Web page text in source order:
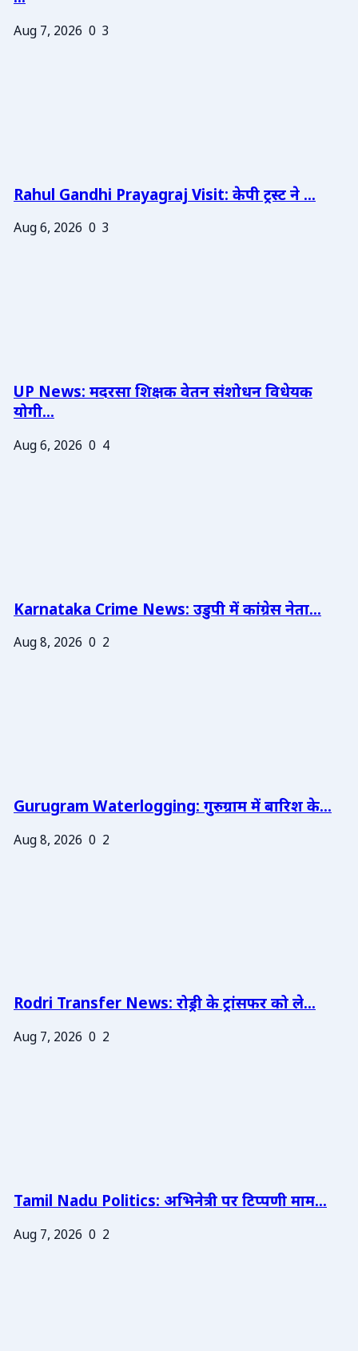
Aug 7, 2026 0 3
Rahul Gandhi Prayagraj Visit: केपी ट्रस्ट ने ...
Aug 6, 2026 0 3
UP News: मदरसा शिक्षक वेतन संशोधन विधेयक
योगी...
Aug 6, 2026 0 4
Karnataka Crime News: उडुपी में कांग्रेस नेता...
Aug 8, 2026 0 2
Gurugram Waterlogging: गुरुग्राम में बारिश के...
Aug 8, 2026 0 2
Rodri Transfer News: रोड्री के ट्रांसफर को ले...
Aug 7, 2026 0 2
Tamil Nadu Politics: अभिनेत्री पर टिप्पणी माम...
Aug 7, 2026 0 2